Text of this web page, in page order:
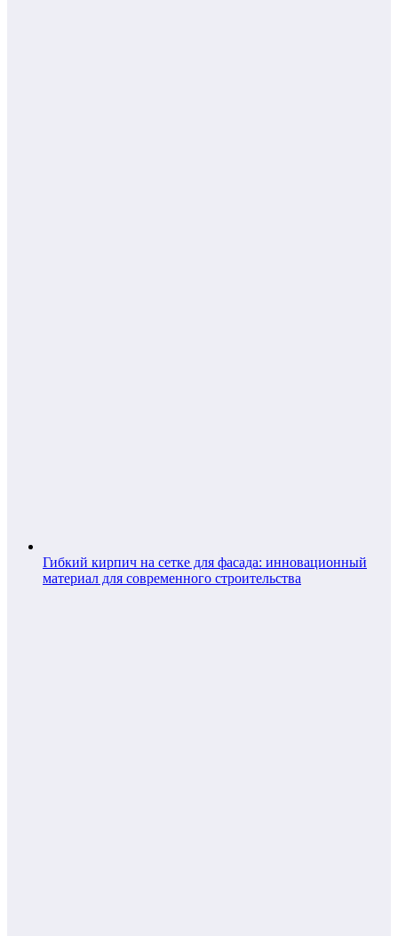
Гибкий кирпич на сетке для фасада: инновационный
материал для современного строительства